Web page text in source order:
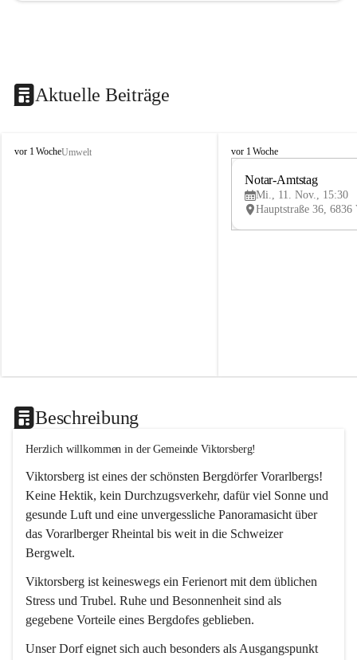
Aktuelle Beiträge
V
vor 1 WocheUmwelt
V
vor 1 Woche
Notar-Amtstag
Mi., 11. Nov., 15:30
Beschreibung
Herzlich willkommen in der Gemeinde Viktorsberg!
Viktorsberg ist eines der schönsten Bergdörfer Vorarlbergs!
Keine Hektik, kein Durchzugsverkehr, dafür viel Sonne und
gesunde Luft und eine unvergessliche Panoramasicht über
das Vorarlberger Rheintal bis weit in die Schweizer
Bergwelt.
Viktorsberg ist keineswegs ein Ferienort mit dem üblichen
Stress und Trubel. Ruhe und Besonnenheit sind als
gegebene Vorteile eines Bergdofes geblieben.
Unser Dorf eignet sich auch besonders als Ausgangspunkt